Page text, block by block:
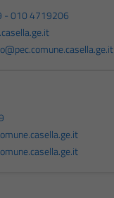
- 010 4719206